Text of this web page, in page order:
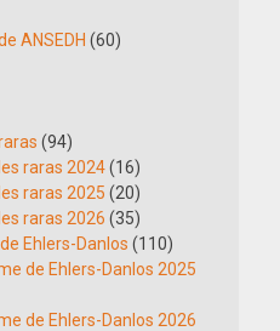
ANSEDH (60)
(94)
raras 2024(16)
raras 2025 (20)
raras 2026 (35)
Ehlers-Danlos (110)
de Ehlers-Danlos 2025
de Ehlers-Danlos 2026